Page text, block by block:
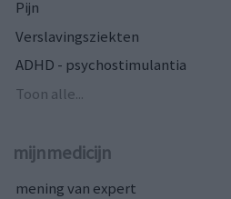
Pijn
Verslavingsziekten
ADHD - psychostimulantia
Toon alle...
mijnmedicijn
mening van expert